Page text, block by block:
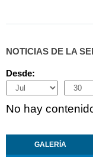
NOTICIAS DE LA
Desde:
Month
Day
No hay
GALERÍA